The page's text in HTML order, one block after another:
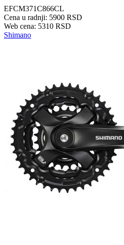
EFCM371C866CL
Cena u radnji: 5900 RSD
Web cena: 5310 RSD
Shimano